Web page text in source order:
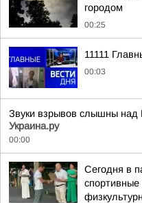
городом
00:25
11111
00:03
Звуки взрывов слышны
Украина.ру
00:00
Сегодня в